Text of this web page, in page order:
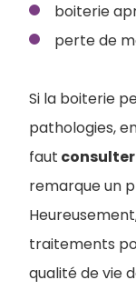
boiterie
perte de
Si la boiterie
pathologies,
faut
remarque un
traitements
qualité de vie